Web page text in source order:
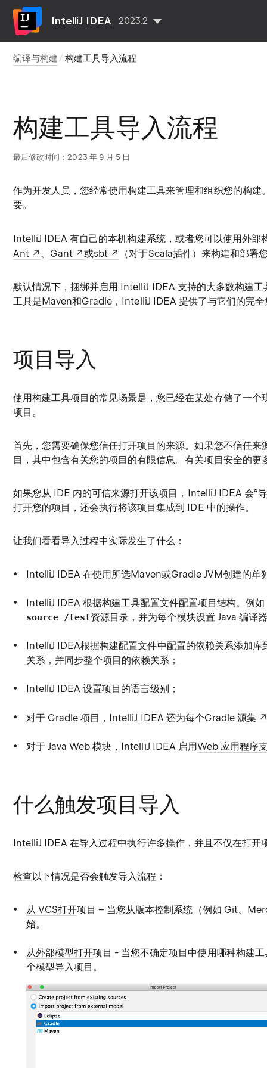
IntelliJ IDEA 2023.2
编译与构建 构建工具导入流程
构建工具导入流程
最后修改时间：2023 年 9 月 5 日
作为开发人员，您经常使用构建工具来管理和组织您的构
要。
IntelliJ IDEA 有自己的本机构建系统，或者您可以使用外部
Ant
、 Gant 或sbt （对于Scala插件）来构建和部署
默认情况下，捆绑并启用 IntelliJ IDEA 支持的大多数构建
工具是Maven和Gradle ，IntelliJ IDEA 提供了与它们的完
项目导入
使用构建工具项目的常见场景是，您已经在某处存储了一
项目。
首先，您需要确保您信任打开项目的来源。如果您不信任
目，其中包含有关您的项目的有限信息。有关项目安全的更
如果您从 IDE 内的可信来源打开该项目，IntelliJ IDEA 会“
打开您的项目，还会执行将该项目集成到 IDE 中的操作。
让我们看看导入过程中实际发生了什么：
IntelliJ IDEA 在使用所选Maven或GradleJVM创建的单
IntelliJ IDEA 根据构建工具配置文件配置项目结构。例如
source /test资源目录，并为每个模块设置 Java 编译
IntelliJ IDEA根据构建配置文件中配置的依赖关系添加库
关系，并同步整个项目的依赖关系；
IntelliJ IDEA 设置项目的语言级别；
对于 Gradle 项目，IntelliJ IDEA 还为每个Gradle 源集
对于 Java Web 模块，IntelliJ IDEA 启用Web 应用程序
什么触发项目导入
IntelliJ IDEA 在导入过程中执行许多操作，并且不仅在打开
检查以下情况是否会触发导入流程：
从 VCS打开项目 – 当您从版本控制系统（例如 Git、
始。
从外部模型打开项目 - 当您不确定项目中使用哪种构建
个模型导入项目。